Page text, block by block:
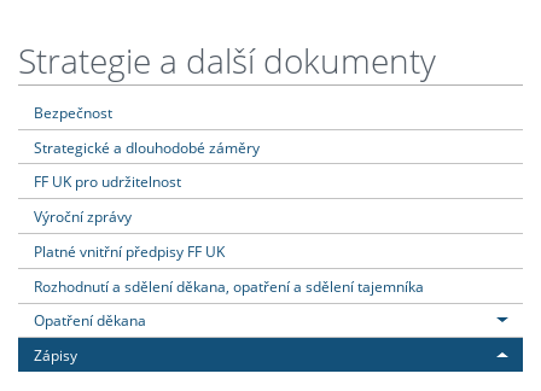
Strategie a další dokumenty
Bezpečnost
Strategické a dlouhodobé záměry
FF UK pro udržitelnost
Výroční zprávy
Platné vnitřní předpisy FF UK
Rozhodnutí a sdělení děkana, opatření a sdělení tajemníka
Opatření děkana
Zápisy